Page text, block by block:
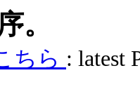
。
ちら : latest